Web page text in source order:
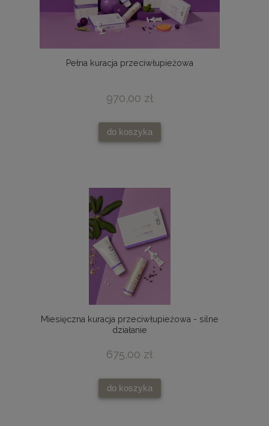
Pełna kuracja przeciwłupieżowa
970,00 zł
do koszyka
Miesięczna kuracja przeciwłupieżowa - silne
działanie
675,00 zł
do koszyka